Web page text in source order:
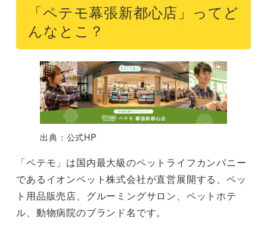
「ペテモ幕張新都心店」ってど
んなとこ？
出典：公式HP
「ペテモ」は国内最大級のペットライフカンパニー
であるイオンペット株式会社が直営展開する、ペッ
ト用品販売店、グルーミングサロン、ペットホテ
ル、動物病院のブランド名です。